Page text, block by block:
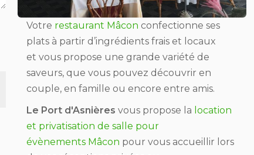
Votre restaurant Mâcon confectionne ses
plats à partir d’ingrédients frais et locaux
et vous propose une grande variété de
saveurs, que vous pouvez découvrir en
couple, en famille ou encore entre amis.
Le Port d'Asnières vous propose la location
et privatisation de salle pour
évènements Mâcon pour vous accueillir lors